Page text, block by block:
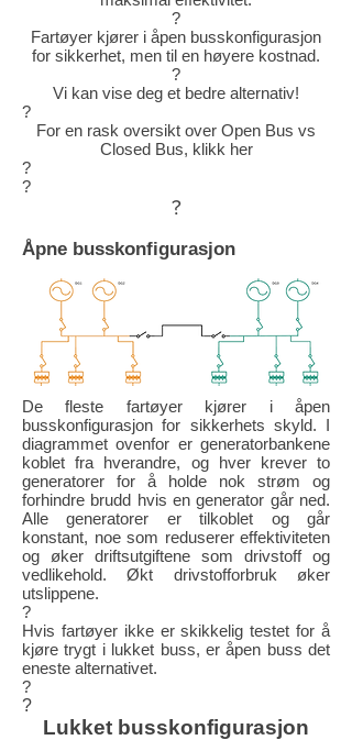
?
Fartøyer kjører i åpen busskonfigurasjon
for sikkerhet, men til en høyere kostnad.
?
Vi kan vise deg et bedre alternativ!
?
For en rask oversikt over Open Bus vs
Closed Bus, klikk her
?
?
?
Åpne busskonfigurasjon
De fleste fartøyer kjører i åpen
busskonfigurasjon for sikkerhets skyld. I
diagrammet ovenfor er generatorbankene
koblet fra hverandre, og hver krever to
generatorer for å holde nok strøm og
forhindre brudd hvis en generator går ned.
Alle generatorer er tilkoblet og går
konstant, noe som reduserer effektiviteten
og øker driftsutgiftene som drivstoff og
vedlikehold. Økt drivstofforbruk øker
utslippene.
?
Hvis fartøyer ikke er skikkelig testet for å
kjøre trygt i lukket buss, er åpen buss det
eneste alternativet.
?
?
Lukket busskonfigurasjon